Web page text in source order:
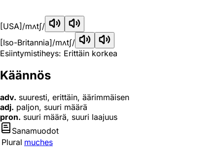
[USA] /mʌtʃ/
[Iso-Britannia]/mʌtʃ/
Esiintymistiheys: Erittäin korkea
Käännös
adv. suuresti, erittäin, äärimmäisen
adj. paljon, suuri määrä
pron. suuri määrä, suuri laajuus
Sanamuodot
Plural muches